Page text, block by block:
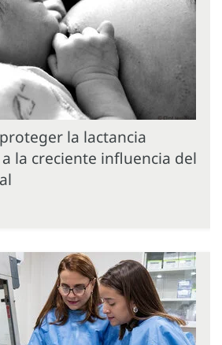
la lactancia
la creciente influencia del